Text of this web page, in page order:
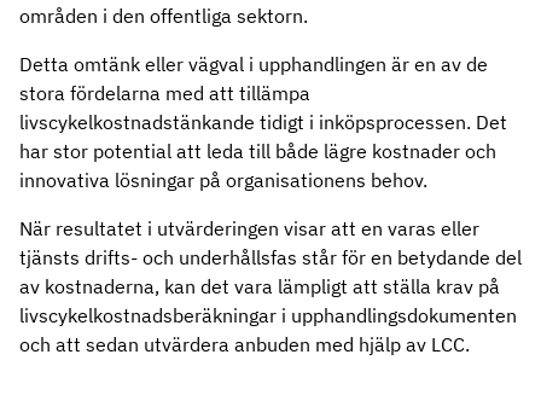
områden i den offentliga sektorn.
Detta omtänk eller vägval i upphandlingen är en av de
stora fördelarna med att tillämpa
livscykelkostnadstänkande tidigt i inköpsprocessen. Det
har stor potential att leda till både lägre kostnader och
innovativa lösningar på organisationens behov.
När resultatet i utvärderingen visar att en varas eller
tjänsts drifts- och underhållsfas står för en betydande del
av kostnaderna, kan det vara lämpligt att ställa krav på
livscykelkostnadsberäkningar i upphandlingsdokumenten
och att sedan utvärdera anbuden med hjälp av LCC.